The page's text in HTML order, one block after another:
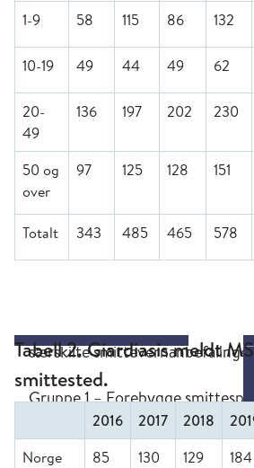
1-9 58 115 86 132
10-19 49 44 49 62
20-
49
136 197 202 230
50 og
over
97 125 128 151
Totalt 343 485 465 578
Tabell 2. Giardiasis meldt
smittested.
2016 2017 2018
Norge
85 130 129 184